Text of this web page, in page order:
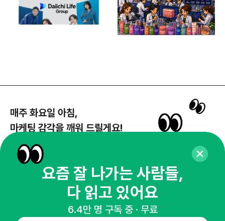
매주 화요일 아침,
마케팅 감각을 깨워 드릴게요!
뉴스레터 구독하기
요즘 잘 나가는 사람들,
다 읽고 있어요
6.4만 명 구독 중 · 무료